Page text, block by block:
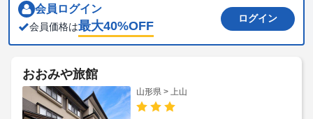
会員ログイン
会員価格は最大40%OFF
ログイン
おおみや旅館
山形県 > 上山